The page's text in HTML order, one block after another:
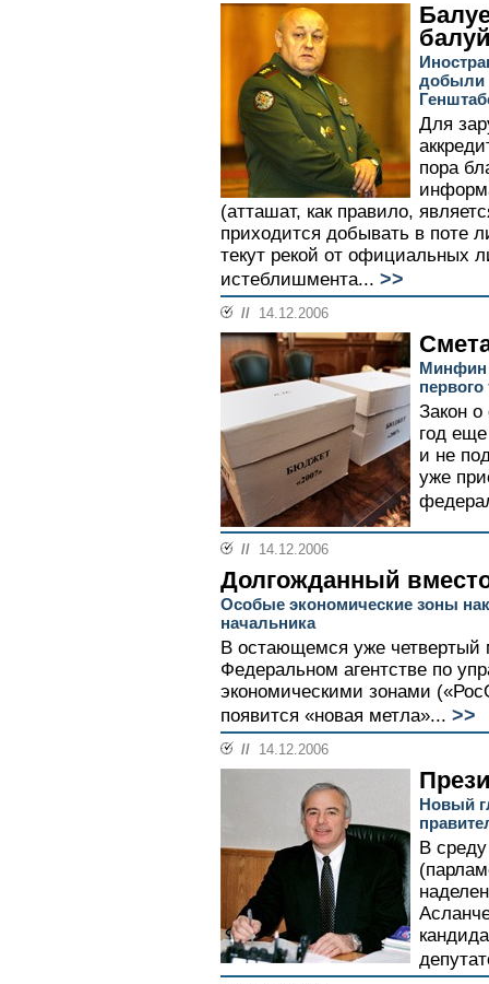
добыли
Для
пора
(атташат, как правило,
приходится добывать в поте
текут рекой от официальных
истеблишмента... >>
// 14.12.2006
Минфин
Закон
год
и не
уже
// 14.12.2006
Долгожданный
Особые экономические зоны
начальника
В остающемся уже четвертый
Федеральном агентстве по
экономическими зонами
появится «новая метла»... >>
// 14.12.2006
Новый
В